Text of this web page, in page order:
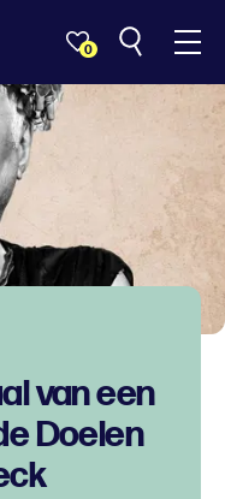
0
van een
Doelen